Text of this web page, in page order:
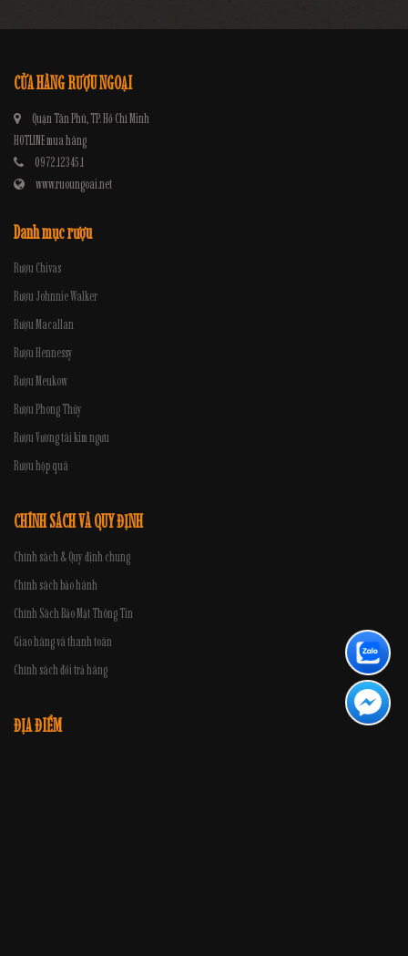
CỬA HÀNG RƯỢU NGOẠI
Quận Tân Phú, TP. Hồ Chí Minh
HOTLINE mua hàng
0972.12345.1
www.ruoungoai.net
Danh mục rượu
Rượu Chivas
Rượu Johnnie Walker
Rượu Macallan
Rượu Hennessy
Rượu Meukow
Rượu Phong Thủy
Rượu Vương tài kim ngưu
Rượu hộp quà
CHÍNH SÁCH VÀ QUY ĐỊNH
Chính sách & Quy định chung
Chính sách bảo hành
Chính Sách Bảo Mật Thông Tin
Giao hàng và thanh toán
Chính sách đổi trả hàng
ĐỊA ĐIỂM